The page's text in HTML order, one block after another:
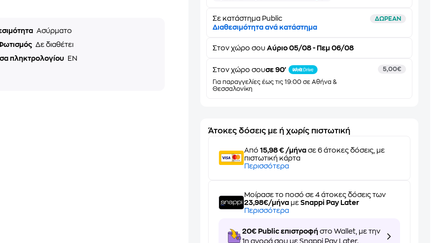
Ασύρματο
Δε διαθέτει
πληκτρολογίου
EN
Σε κατάστημα Public ΔΩΡΕΑΝ
Διαθεσιμότητα ανά κατάστημα
Στονχώρο σου Αύριο 05/08 - Πεμ 06/08
Στον χώρο σουσε 90'
Για παραγγελίες έως τις 19:00 σε Αθήνα &
Θεσσαλονίκη
5,00€
Άτοκες δόσεις με ή χωρίς πιστωτική
Από15,98 € /μήνα σε 6 άτοκες δόσεις, με
πιστωτική κάρτα
Περισσότερα
Μοίρασε το ποσό σε 4 άτοκες δόσεις των
23,98€/μήνα μεSnappi Pay Later
Περισσότερα
20€ Public επιστροφή στο Wallet, με την
1η αγορά σου με Snappi Pay Later.